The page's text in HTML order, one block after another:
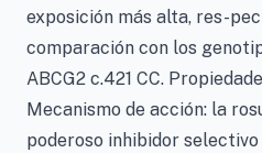
exposición más alta, res-
comparación con los
ABCG2 c.421 CC.
Mecanismo de acción: la
poderoso inhibidor